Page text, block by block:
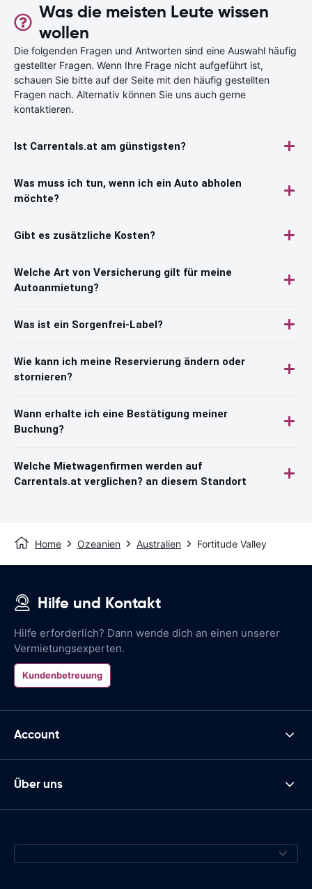
Was die meisten Leute wissen
wollen
Die folgenden Fragen und Antworten sind eine Auswahl häufig
gestellter Fragen. Wenn Ihre Frage nicht aufgeführt ist,
schauen Sie bitte auf der Seite mit den häufig gestellten
Fragen nach. Alternativ können Sie uns auch gerne
kontaktieren.
Ist Carrentals.at am günstigsten?
Was muss ich tun, wenn ich ein Auto abholen
möchte?
Gibt es zusätzliche Kosten?
Welche Art von Versicherung gilt für meine
Autoanmietung?
Was ist ein Sorgenfrei-Label?
Wie kann ich meine Reservierung ändern oder
stornieren?
Wann erhalte ich eine Bestätigung meiner
Buchung?
Welche Mietwagenfirmen werden auf
Carrentals.at verglichen? an diesem Standort
Home Ozeanien Australien Fortitude Valley
Hilfe und Kontakt
Hilfe erforderlich? Dann wende dich an einen unserer
Vermietungsexperten.
Kundenbetreuung
Account
Über uns